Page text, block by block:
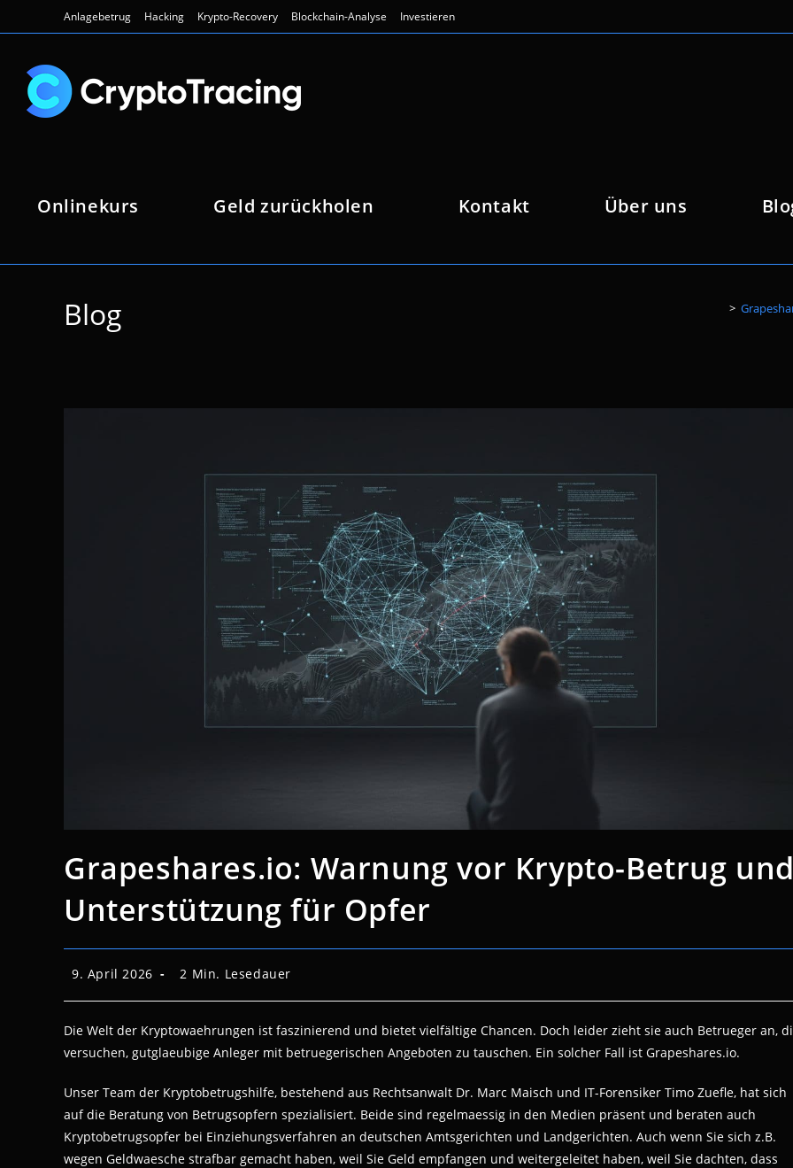
Inhalt
Anlagebetrug Hacking Krypto-Recovery Blockchain-Analyse Investieren
Onlinekurs Geld zurückholen Kontakt Über uns
Blog >
Grapeshares.io: Warnung vor Krypto-Betrug
Unterstützung für Opfer
Beitrag
veröffentlicht:
9. April 2026 Lesedauer:
2 Min. Lesedauer
Die Welt der Kryptowaehrungen ist faszinierend und bietet vielfältige Chancen. Doch leider zieht sie auch Betrueger an,
versuchen, gutglaeubige Anleger mit betruegerischen Angeboten zu tauschen. Ein solcher Fall ist Grapeshares.io.
Unser Team der Kryptobetrugshilfe, bestehend aus Rechtsanwalt Dr. Marc Maisch und IT-Forensiker Timo Zuefle, hat sich
auf die Beratung von Betrugsopfern spezialisiert. Beide sind regelmaessig in den Medien präsent und beraten auch
Kryptobetrugsopfer bei Einziehungsverfahren an deutschen Amtsgerichten und Landgerichten. Auch wenn Sie sich z.B.
wegen Geldwaesche strafbar gemacht haben, weil Sie Geld empfangen und weitergeleitet haben, weil Sie dachten, dass